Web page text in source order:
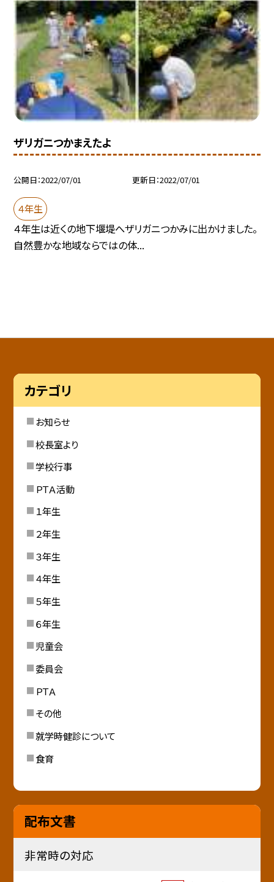
ザリガニつかまえたよ
公開日 2022/07/01 更新日 2022/07/01
４年生
４年生は近くの地下堰堤へザリガニつかみに出かけました。
自然豊かな地域ならではの体...
カテゴリ
お知らせ
校長室より
学校行事
ＰＴＡ活動
１年生
２年生
３年生
４年生
５年生
６年生
児童会
委員会
ＰＴＡ
その他
就学時健診について
食育
配布文書
非常時の対応